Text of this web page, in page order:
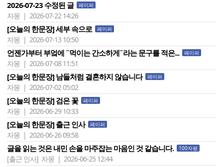
2026-07-23 수정된 글 페이퍼
자몽 | 2026-07-22 14:26
[오늘의 한문장] 세부 속으로 페이퍼
자몽 | 2026-07-13 10:50
언젠가부터 부엌에 ˝먹이는 간소하게˝라는 문구를 적은... 페이퍼
자몽 | 2026-07-08 11:51
[오늘의 한문장] 남들처럼 결혼하지 않습니다 페이퍼
자몽 | 2026-07-02 05:02
[오늘의 한문장] 검은 꽃 페이퍼
자몽 | 2026-06-29 10:33
[오늘의 한문장] 출근 인사 페이퍼
자몽 | 2026-06-26 09:58
글을 읽는 것은 내민 손을 마주잡는 마음인 것 같습니다. 100자평
[출근 인사] 자몽 | 2026-06-25 12:44